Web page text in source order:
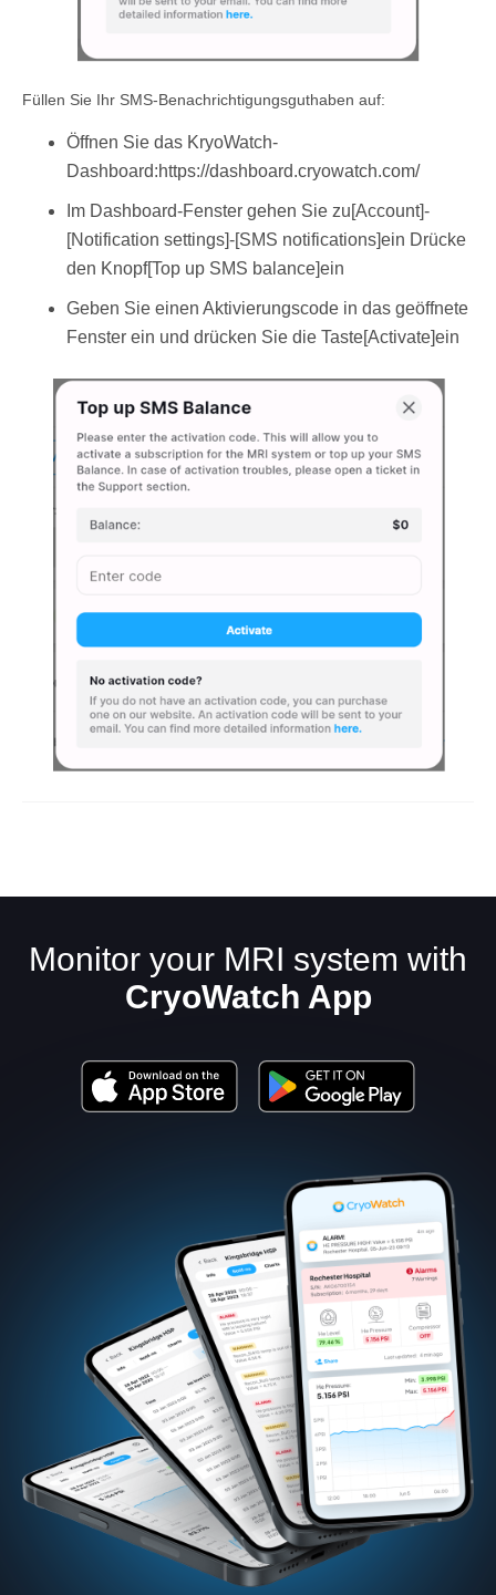
Füllen Sie Ihr SMS-Benachrichtigungsguthaben auf:
Öffnen Sie das KryoWatch-
Dashboard:https://dashboard.cryowatch.com/
Im Dashboard-Fenster gehen Sie zu[Account]-
[Notification settings]-[SMS notifications]ein Drücke
den Knopf[Top up SMS balance]ein
Geben Sie einen Aktivierungscode in das geöffnete
Fenster ein und drücken Sie die Taste[Activate]ein
Monitor your MRI system with
CryoWatch App